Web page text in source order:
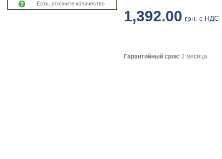
Есть, уточните количество
1,392.00 грн. с НДС
Гарантийный срок: 2 месяца.